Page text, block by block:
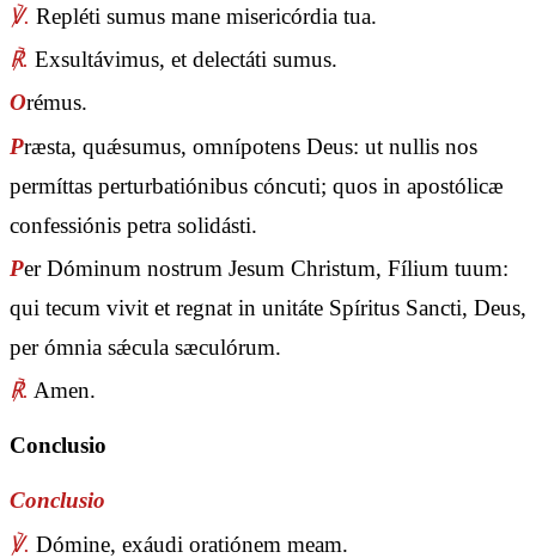
℣. Repléti sumus mane misericórdia tua.
℟. Exsultávimus, et delectáti sumus.
Orémus.
Præsta, quǽsumus, omnípotens Deus: ut nullis nos
permíttas perturbatiónibus cóncuti; quos in apostólicæ
confessiónis petra solidásti.
Per Dóminum nostrum Jesum Christum, Fílium tuum:
qui tecum vivit et regnat in unitáte Spíritus Sancti, Deus,
per ómnia sǽcula sæculórum.
℟. Amen.
Conclusio
Conclusio
℣. Dómine, exáudi oratiónem meam.